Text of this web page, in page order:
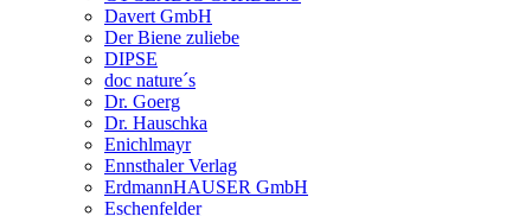
Davert GmbH
Der Biene zuliebe
DIPSE
doc nature´s
Dr. Goerg
Dr. Hauschka
Enichlmayr
Ennsthaler Verlag
ErdmannHAUSER GmbH
Eschenfelder